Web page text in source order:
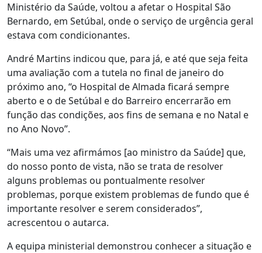
Ministério da Saúde, voltou a afetar o Hospital São
Bernardo, em Setúbal, onde o serviço de urgência geral
estava com condicionantes.
André Martins indicou que, para já, e até que seja feita
uma avaliação com a tutela no final de janeiro do
próximo ano, “o Hospital de Almada ficará sempre
aberto e o de Setúbal e do Barreiro encerrarão em
função das condições, aos fins de semana e no Natal e
no Ano Novo”.
“Mais uma vez afirmámos [ao ministro da Saúde] que,
do nosso ponto de vista, não se trata de resolver
alguns problemas ou pontualmente resolver
problemas, porque existem problemas de fundo que é
importante resolver e serem considerados”,
acrescentou o autarca.
A equipa ministerial demonstrou conhecer a situação e